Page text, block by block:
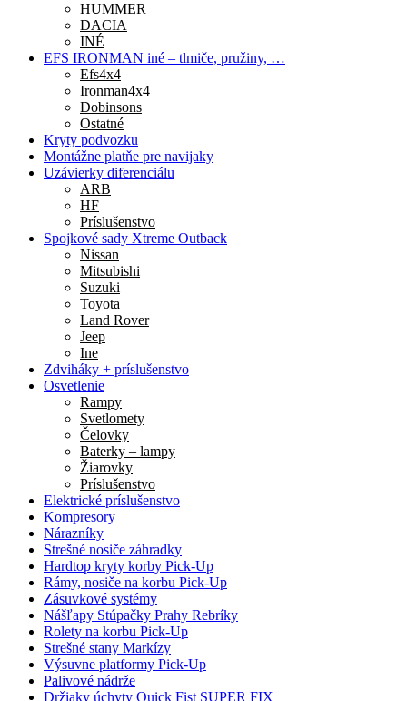
HUMMER
DACIA
INÉ
EFS IRONMAN iné – tlmiče, pružiny, …
Efs4x4
Ironman4x4
Dobinsons
Ostatné
Kryty podvozku
Montážne platňe pre navijaky
Uzávierky diferenciálu
ARB
HF
Príslušenstvo
Spojkové sady Xtreme Outback
Nissan
Mitsubishi
Suzuki
Toyota
Land Rover
Jeep
Ine
Zdviháky + príslušenstvo
Osvetlenie
Rampy
Svetlomety
Čelovky
Baterky – lampy
Žiarovky
Príslušenstvo
Elektrické príslušenstvo
Kompresory
Nárazníky
Strešné nosiče záhradky
Hardtop kryty korby Pick-Up
Rámy, nosiče na korbu Pick-Up
Zásuvkové systémy
Nášľapy Stúpačky Prahy Rebríky
Rolety na korbu Pick-Up
Strešné stany Markízy
Výsuvne platformy Pick-Up
Palivové nádrže
Držiaky úchyty Quick Fist SUPER FIX